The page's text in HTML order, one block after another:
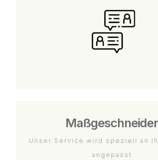
Unser Service wird speziell an
angepasst.